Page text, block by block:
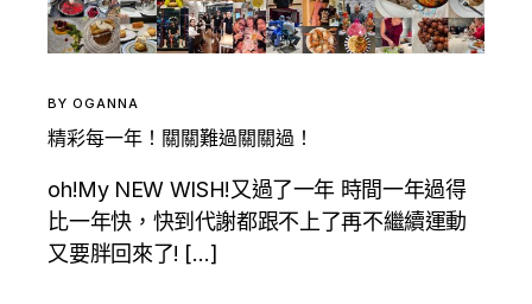
BY OGANNA
精彩每一年！關關難過關關過！
oh!My NEW WISH!又過了一年 時間一年過得
比一年快，快到代謝都跟不上了再不繼續運動
又要胖回來了! […]